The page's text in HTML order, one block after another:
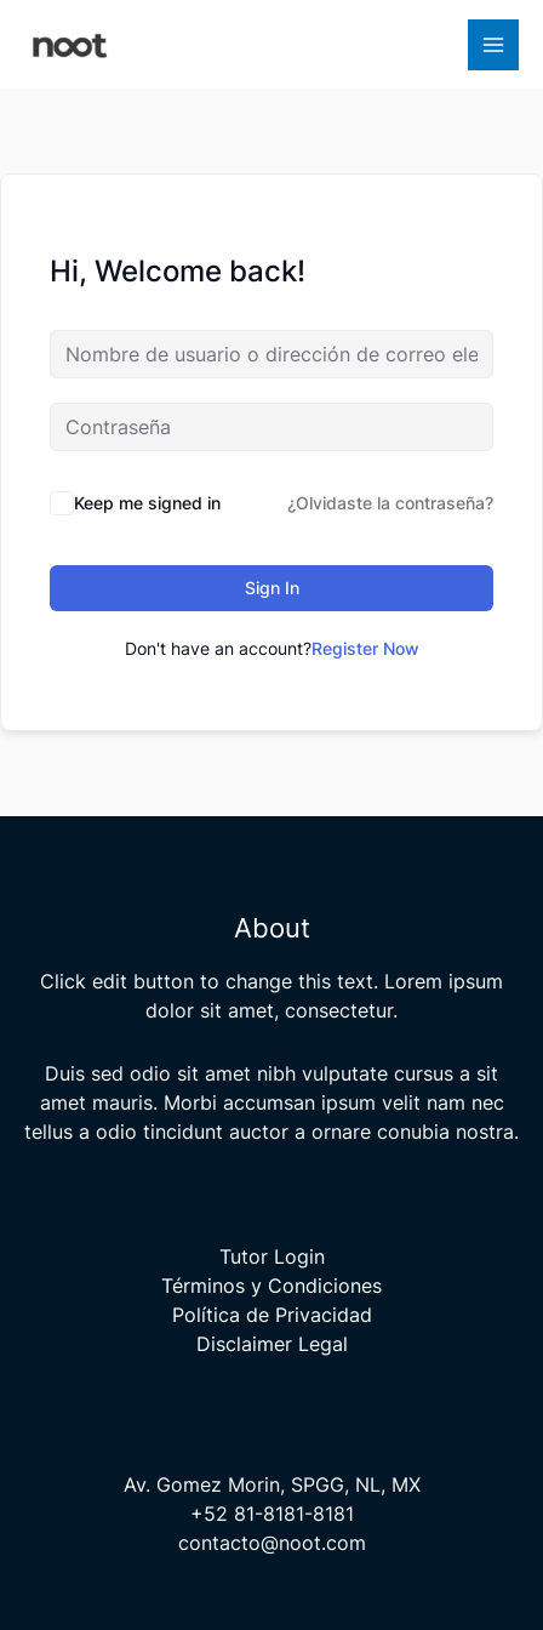
Hi, Welcome back!
Keep me signed in ¿Olvidaste la contraseña?
Sign In
Don't have an account?Register Now
About
Click edit button to change this text. Lorem ipsum
dolor sit amet, consectetur.
Duis sed odio sit amet nibh vulputate cursus a sit
amet mauris. Morbi accumsan ipsum velit nam nec
tellus a odio tincidunt auctor a ornare conubia nostra.
Tutor Login
Términos y Condiciones
Política de Privacidad
Disclaimer Legal
Av. Gomez Morin, SPGG, NL, MX
+52 81-8181-8181
contacto@noot.com